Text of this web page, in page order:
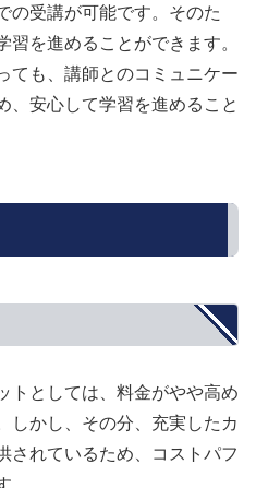
の受講が可能です。そのた
を進めることができます。
ても、講師とのコミュニケー
、安心して学習を進めること
トとしては、料金がやや高め
しかし、その分、充実したカ
されているため、コストパフ
。